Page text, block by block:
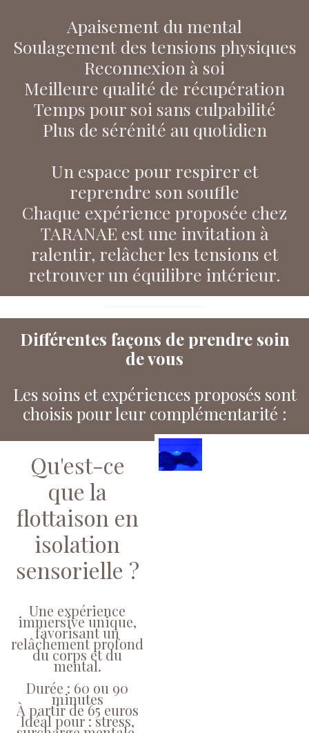
Apaisement du mental
Soulagement des tensions physiques
Reconnexion à soi
Meilleure qualité de récupération
Temps pour soi sans culpabilité
Plus de sérénité au quotidien
Un espace pour respirer et
reprendre son souffle
Chaque expérience proposée chez
TARANAE est une invitation à
ralentir, relâcher les tensions et
retrouver un équilibre intérieur.
Différentes façons de prendre soin
de vous
Les soins et expériences proposés sont
choisis pour leur complémentarité :
Qu'est-ce
que la
flottaison en
isolation
sensorielle ?
Une expérience
immersive unique,
favorisant un
relâchement profond
du corps et du
mental.
Durée : 60 ou 90
minutes
À partir de 65 euros
Idéal pour : stress,